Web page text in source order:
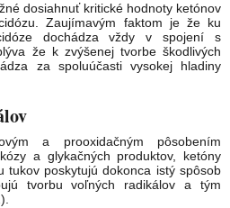
dosiahnuť kritické hodnoty ketónov
Zaujímavým faktom je že ku
dochádza vždy v spojení s
že k zvýšenej tvorbe škodlivých
za spoluúčasti vysokej hladiny
a prooxidačným pôsobením
a glykačných produktov, ketóny
tukov poskytujú dokonca istý spôsob
tvorbu voľných radikálov a tým